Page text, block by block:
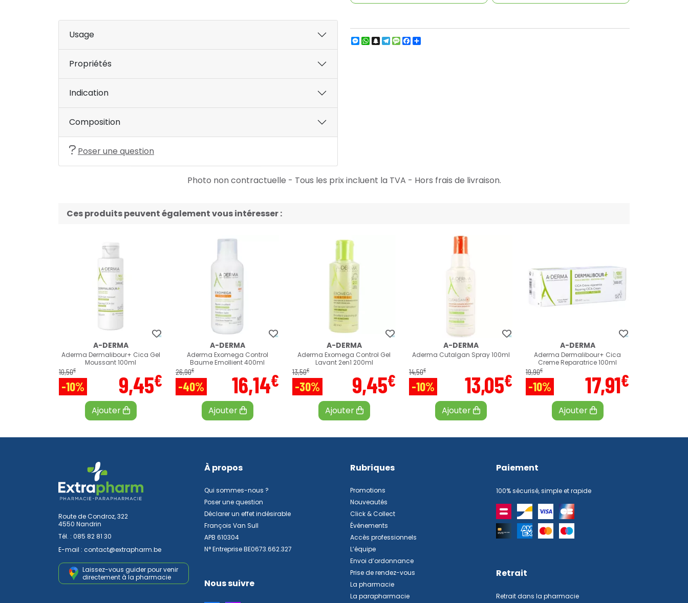
Usage
Propriétés
Indication
Composition
Poser une question
Messenger
WhatsApp
Snapchat
Telegram
Message
Facebook
Photo non contractuelle - Tous les prix incluent la TVA - Hors frais de livraison.
Ces produits peuvent également vous intéresser :
A-DERMA
Aderma Dermalibour+ Cica Gel
Moussant 100ml
10,50€
-10% 9,45€
Ajouter
A-DERMA
Aderma Exomega Control
Baume Emollient 400ml
26,90€
-40% 16,14€
Ajouter
A-DERMA
Aderma Exomega Control Gel
Lavant 2en1 200ml
13,50€
-30% 9,45€
Ajouter
A-DERMA
Aderma Cutalgan Spray 100ml
14,50€
-10% 13,05€
Ajouter
A-DERMA
Aderma Dermalibour+ Cica
Creme Reparatrice 100ml
19,90€
-10% 17,91€
Ajouter
Route de Condroz, 322
4550 Nandrin
Tél. : 085 82 81 30
E-mail : contact@extrapharm.be
Laissez-vous guider pour venir
directement à la pharmacie
À propos
Qui sommes-nous ?
Poser une question
Déclarer un effet indésirable
François Van Sull
APB 610304
N° Entreprise BE0673.662.327
Nous suivre
Rubriques
Promotions
Nouveautés
Click & Collect
Événements
Accès professionnels
L’équipe
Envoi d’ordonnance
Prise de rendez-vous
La pharmacie
La parapharmacie
Paiement
100% sécurisé, simple et rapide
Retrait
Retrait dans la pharmacie